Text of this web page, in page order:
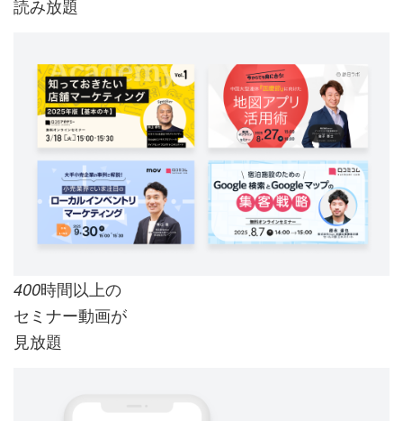
読み放題
400時間以上の
セミナー動画が
見放題